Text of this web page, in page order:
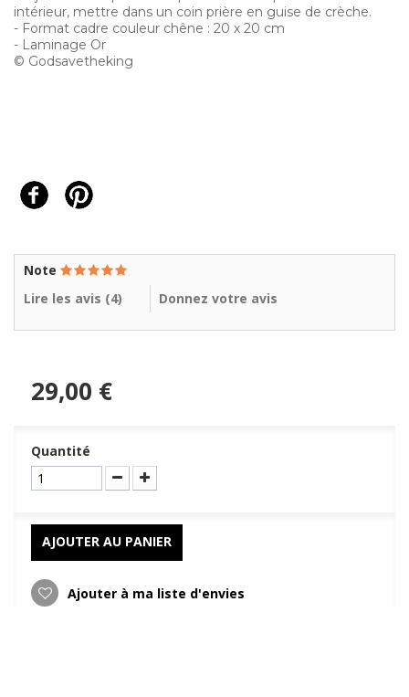
intérieur, mettre dans un coin prière en guise de crèche.
- Format cadre couleur chêne : 20 x 20 cm
- Laminage Or
© Godsavetheking
Note
Lire les avis (4) Donnez votre avis
29,00 €
Quantité
AJOUTER AU PANIER
Ajouter à ma liste d'envies